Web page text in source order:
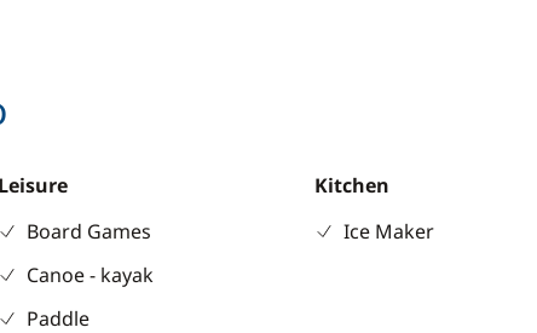
Leisure
Board Games
Canoe - kayak
Paddle
Kitchen
Ice Maker